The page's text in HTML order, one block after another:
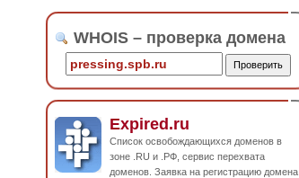
WHOIS – проверка домена
Expired.ru
Список освобождающихся доменов в
зоне .RU и .РФ, сервис перехвата
доменов. Заявка на регистрацию домена